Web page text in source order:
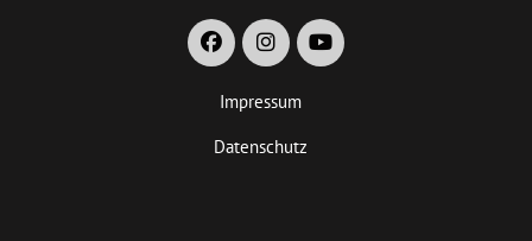
Impressum
Datenschutz